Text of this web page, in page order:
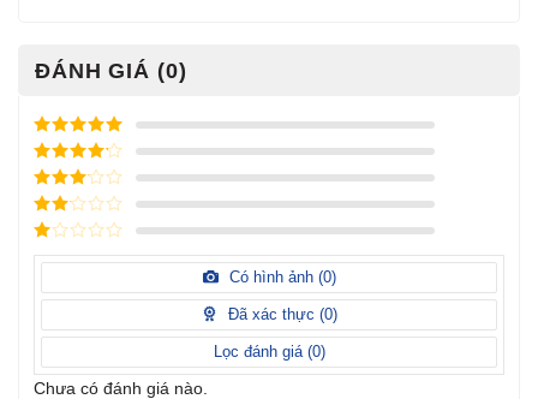
ĐÁNH GIÁ (0)
Được xếp
hạng
5
sao
Được xếp
hạng
sao
Được
xếp
hạng3
5 sao
Được
hạng
sao
Được
1
sao
Có hình ảnh (0)
Đã xác thực (0)
Lọc đánh giá (0)
Chưa có đánh giá nào.